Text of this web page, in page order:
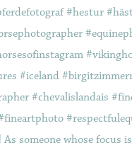
As someone whose focus is